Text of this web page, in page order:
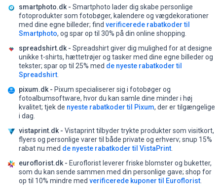
smartphoto.dk - Smartphoto lader dig skabe personlige
fotoprodukter som fotobøger, kalendere og vægdekorationer
med dine egne billeder; find verificerede rabatkoder til
Smartphoto, og spar op til 30% på din online shopping.
spreadshirt.dk - Spreadshirt giver dig mulighed for at designe
unikke t-shirts, hættetrøjer og tasker med dine egne billeder og
tekster; spar op til 25% med de nyeste rabatkoder til
Spreadshirt
pixum.dk - Pixum specialiserer sig i fotobøger og
fotoalbumsoftware, hvor du kan samle dine minder i høj
kvalitet; tjek de nyeste rabatkoder til Pixum, der er tilgængelige
i dag.
vistaprint.dk - Vistaprint tilbyder trykte produkter som visitkort,
flyers og personlige varer til både private og erhverv; snup 15%
rabat nu med de nyeste rabatkoder til VistaPrint
euroflorist.dk - Euroflorist leverer friske blomster og buketter,
som du kan sende sammen med din personlige gave; shop for
op til 10% mindre med verificerede kuponer til Euroflorist